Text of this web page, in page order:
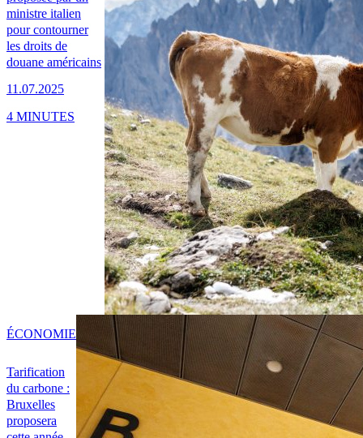
ministre italien
pour contourner
les droits de
douane américains
11.07.2025
4 MINUTES
Tarification
du carbone :
Bruxelles
proposera
ÉCONOMIE